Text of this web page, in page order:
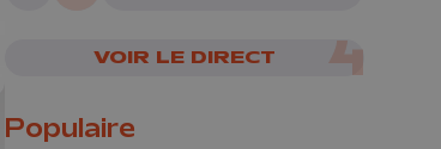
VOIR LE DIRECT
Populaire